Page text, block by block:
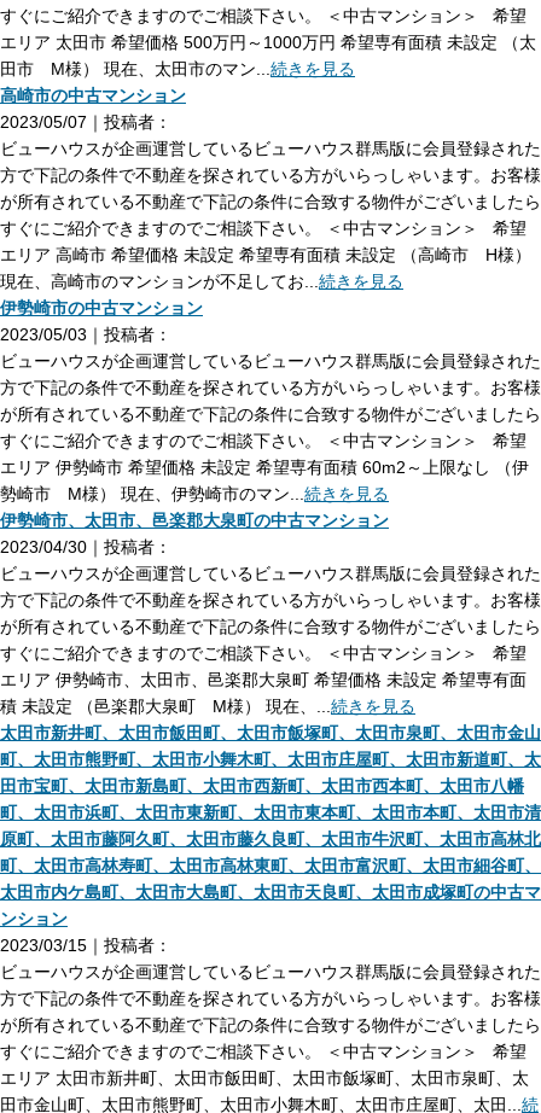
すぐにご紹介できますのでご相談下さい。 ＜中古マンション＞ 希望
エリア 太田市 希望価格 500万円～1000万円 希望専有面積 未設定 （太
田市 M様） 現在、太田市のマン... 続きを見る
高崎市の中古マンション
2023/05/07｜投稿者：
ビューハウスが企画運営しているビューハウス群馬版に会員登録された
方で下記の条件で不動産を探されている方がいらっしゃいます。お客様
が所有されている不動産で下記の条件に合致する物件がございましたら
すぐにご紹介できますのでご相談下さい。 ＜中古マンション＞ 希望
エリア 高崎市 希望価格 未設定 希望専有面積 未設定 （高崎市 H様）
現在、高崎市のマンションが不足してお... 続きを見る
伊勢崎市の中古マンション
2023/05/03｜投稿者：
ビューハウスが企画運営しているビューハウス群馬版に会員登録された
方で下記の条件で不動産を探されている方がいらっしゃいます。お客様
が所有されている不動産で下記の条件に合致する物件がございましたら
すぐにご紹介できますのでご相談下さい。 ＜中古マンション＞ 希望
エリア 伊勢崎市 希望価格 未設定 希望専有面積 60m2～上限なし （伊
勢崎市 M様） 現在、伊勢崎市のマン... 続きを見る
伊勢崎市、太田市、邑楽郡大泉町の中古マンション
2023/04/30｜投稿者：
ビューハウスが企画運営しているビューハウス群馬版に会員登録された
方で下記の条件で不動産を探されている方がいらっしゃいます。お客様
が所有されている不動産で下記の条件に合致する物件がございましたら
すぐにご紹介できますのでご相談下さい。 ＜中古マンション＞ 希望
エリア 伊勢崎市、太田市、邑楽郡大泉町 希望価格 未設定 希望専有面
積 未設定 （邑楽郡大泉町 M様） 現在、... 続きを見る
太田市新井町、太田市飯田町、太田市飯塚町、太田市泉町、太田市金山
町、太田市熊野町、太田市小舞木町、太田市庄屋町、太田市新道町、太
田市宝町、太田市新島町、太田市西新町、太田市西本町、太田市八幡
町、太田市浜町、太田市東新町、太田市東本町、太田市本町、太田市清
原町、太田市藤阿久町、太田市藤久良町、太田市牛沢町、太田市高林北
町、太田市高林寿町、太田市高林東町、太田市富沢町、太田市細谷町、
太田市内ケ島町、太田市大島町、太田市天良町、太田市成塚町の中古マ
ンション
2023/03/15｜投稿者：
ビューハウスが企画運営しているビューハウス群馬版に会員登録された
方で下記の条件で不動産を探されている方がいらっしゃいます。お客様
が所有されている不動産で下記の条件に合致する物件がございましたら
すぐにご紹介できますのでご相談下さい。 ＜中古マンション＞ 希望
エリア 太田市新井町、太田市飯田町、太田市飯塚町、太田市泉町、太
田市金山町、太田市熊野町、太田市小舞木町、太田市庄屋町、太田... 続